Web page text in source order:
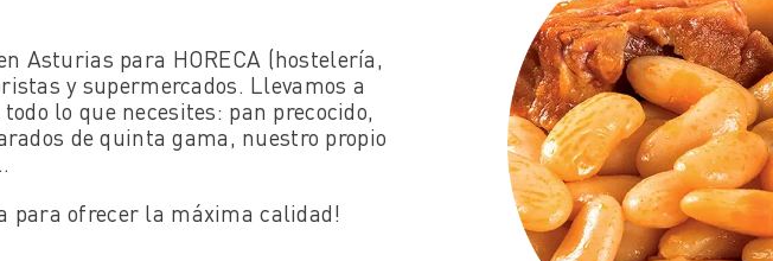
Asturias para HORECA (hostelería,
y supermercados. Llevamos a
lo que necesites: pan precocido,
de quinta gama, nuestro propio
para ofrecer la máxima calidad!